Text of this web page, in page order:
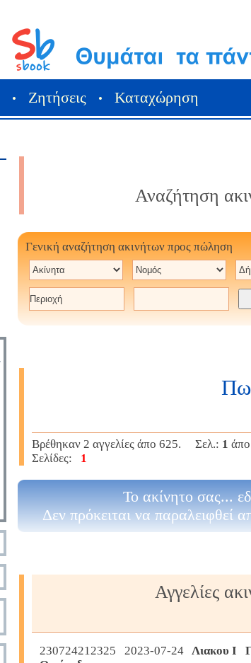
• Ζητήσεις • Καταχώρηση
Αναζήτηση
Γενική αναζήτηση ακινήτων προς πώληση
Βρέθηκαν 2 αγγελίες άπο 625. Σελ.: 1 άπο
Σελίδες:
1
Το ακίνητο σας...
Δεν πρόκειται να παραλειφθεί
Αγγελίες
230724212325 2023-07-24 Λιακου Ι